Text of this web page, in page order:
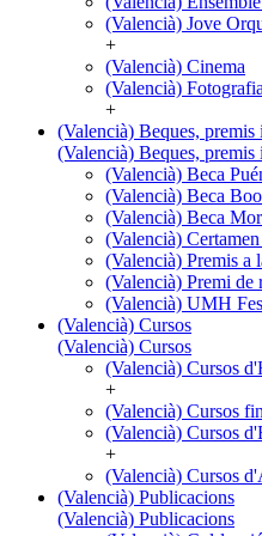
(Valencià) Jove
+
(Valencià) Cinema
(Valencià) Fotografia
+
(Valencià) Beques, premis
(Valencià) Beques, premis
(Valencià) Beca
(Valencià) Beca
(Valencià) Beca
(Valencià)
(Valencià) Premis a
(Valencià) Premi de
(Valencià) UMH
(Valencià) Cursos
(Valencià) Cursos
(Valencià) Cursos
+
(Valencià) Cursos
(Valencià) Cursos
+
(Valencià) Cursos
(Valencià) Publicacions
(Valencià) Publicacions